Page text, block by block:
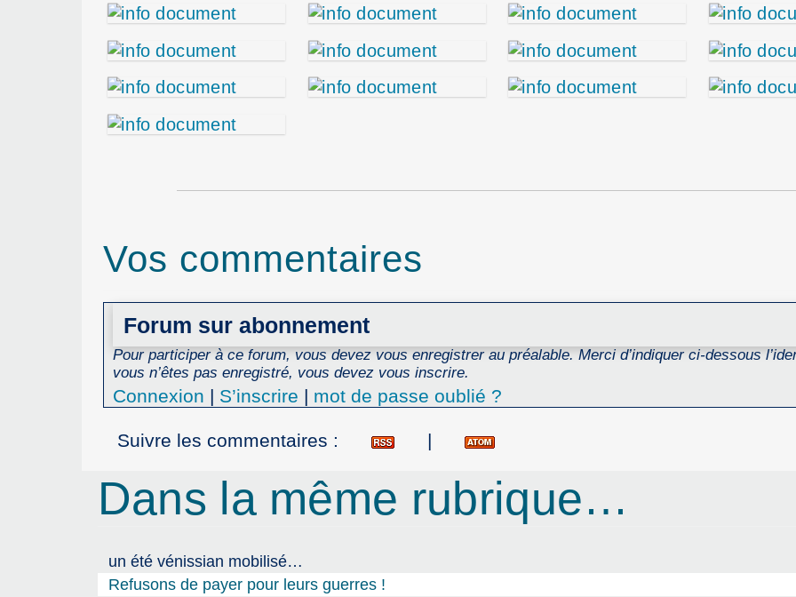
Vos commentaires
Forum sur abonnement
Pour participer à ce forum, vous devez vous enregistrer au préalable. Merci d’indiquer ci-dessous
vous n’êtes pas enregistré, vous devez vous inscrire.
Connexion | S’inscrire | mot de passe oublié ?
Suivre les commentaires : |
Dans la même rubrique…
un été vénissian mobilisé…
Refusons de payer pour leurs guerres !